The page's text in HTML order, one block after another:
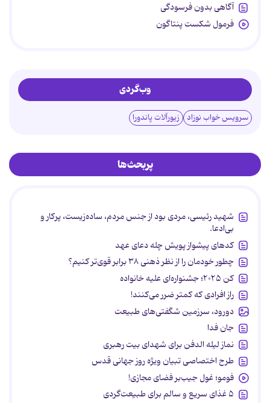
آگاهی بدون فرسودگی
فرمول شکست پنتاگون
وب‌گردی
سرویس خواب نوزاد زیورآلات پاندورا
پربحث‌ها
شهید رئیسی، مردی بود از جنس مردم، ساده‌زیست، پرکار و
بی‌ادعا.
کدهای پیشواز پویش چله دعای عهد
چطور خودمان را از نظر ذهنی ۳۸ برابر قوی‌تر کنیم؟
کن ۲۰۲۵؛ جشنواره‌ای علیه خانواده
راز افرادی که کمتر ضرر می‌کنند!
دورود، سرزمین شگفتی‌های طبیعت
جان فدا
نماز لیله الدفن برای شهدای بیت رهبری
طرح اختصاصی تبیان ویژه روز جهانی قدس
فومو؛ غول جیب‌بر فضای مجازی!
۵ غذای سریع و سالم برای طبیعت‌گردی